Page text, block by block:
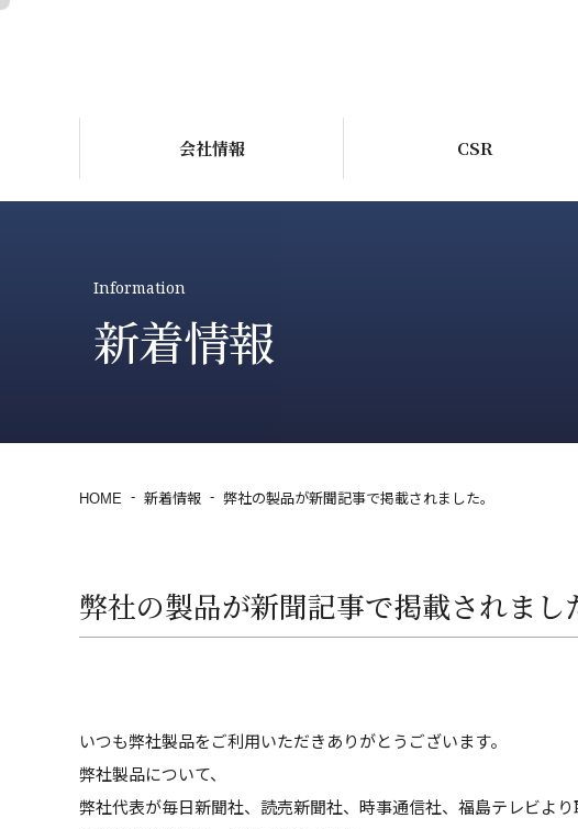
会社情報 CSR
Information
新着情報
HOME 新着情報 弊社の製品が新聞記事で掲載されました。
弊社の製品が新聞記事で掲載されまし
いつも弊社製品をご利用いただきありがとうございます。
弊社製品について、
弊社代表が毎日新聞社、読売新聞社、時事通信社、福島テレビより